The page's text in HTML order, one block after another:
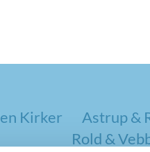
Kirker Astrup &
Rold &